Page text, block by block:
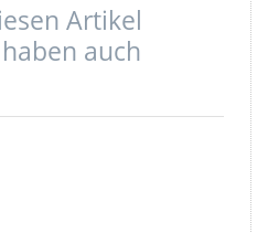
Artikel
auch